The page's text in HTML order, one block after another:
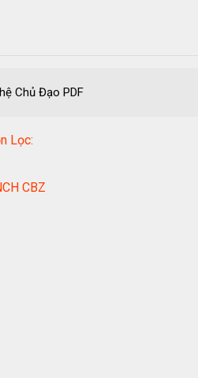
Chủ Đạo PDF
Lọc:
CBZ